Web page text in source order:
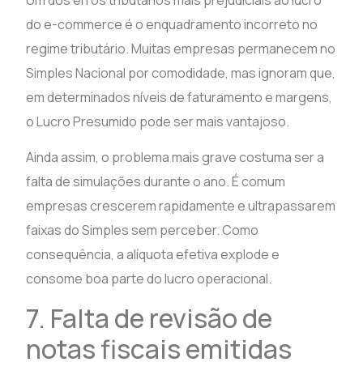
do e-commerce é o enquadramento incorreto no
regime tributário. Muitas empresas permanecem no
Simples Nacional por comodidade, mas ignoram que,
em determinados níveis de faturamento e margens,
o Lucro Presumido pode ser mais vantajoso.
Ainda assim, o problema mais grave costuma ser a
falta de simulações durante o ano. É comum
empresas crescerem rapidamente e ultrapassarem
faixas do Simples sem perceber. Como
consequência, a alíquota efetiva explode e
consome boa parte do lucro operacional.
7. Falta de revisão de
notas fiscais emitidas